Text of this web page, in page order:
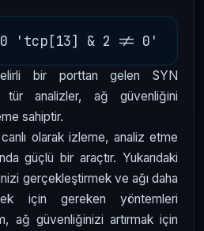
bir porttan gelen SYN
analizler, ağ güvenliğini
sahiptir.
olarak izleme, analiz etme
güçlü bir araçtır. Yukarıdaki
gerçekleştirmek ve ağı daha
için gereken yöntemleri
ağ güvenliğinizi artırmak için